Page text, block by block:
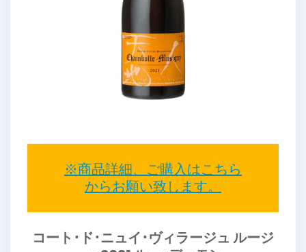
※商品詳細、ご購入はこちら
からお願い致します。
コート･ド･ニュイ･ヴィラージュ ルージ